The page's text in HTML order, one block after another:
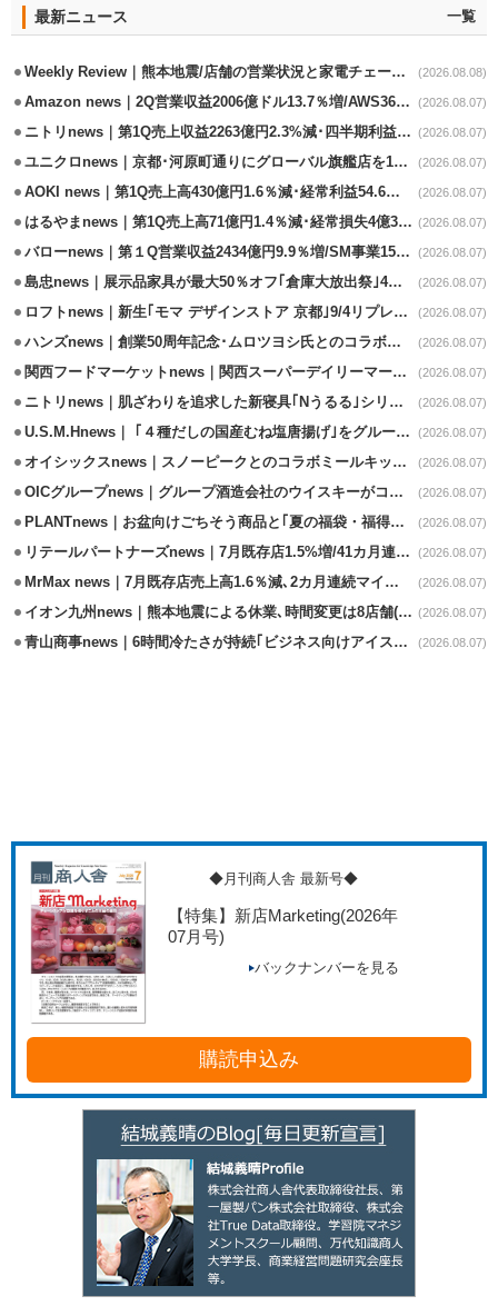
最新ニュース 一覧
Weekly Review｜熊本地震/店舗の営業状況と家電チェーンの支援策 (2026.08.08)
Amazon news｜2Q営業収益2006億ドル13.7％増/AWS36.8％％増が貢献 (2026.08.07)
ニトリnews｜第1Q売上収益2263億円2.3%減･四半期利益1.4％減 (2026.08.07)
ユニクロnews｜京都･河原町通りにグローバル旗艦店を11/6開設 (2026.08.07)
AOKI news｜第1Q売上高430億円1.6％減･経常利益54.6％減 (2026.08.07)
はるやまnews｜第1Q売上高71億円1.4％減･経常損失4億3800万円 (2026.08.07)
バローnews｜第１Q営業収益2434億円9.9％増/SM事業15.5％増と絶好調 (2026.08.07)
島忠news｜展示品家具が最大50％オフ｢倉庫大放出祭｣4店舗限定で開催 (2026.08.07)
ロフトnews｜新生｢モマ デザインストア 京都｣9/4リプレイスオープン (2026.08.07)
ハンズnews｜創業50周年記念･ムロツヨシ氏とのコラボ企画｢ムロハンズ｣開催 (2026.08.07)
関西フードマーケットnews｜関西スーパーデイリーマート蒲生店8/7改装 (2026.08.07)
ニトリnews｜肌ざわりを追求した新寝具｢Nうるる｣シリーズを発売 (2026.08.07)
U.S.M.Hnews｜ ｢４種だしの国産むね塩唐揚げ｣をグループ610店で共同販促 (2026.08.07)
オイシックスnews｜スノーピークとのコラボミールキット8/13発売 (2026.08.07)
OICグループnews｜グループ酒造会社のウイスキーがコンペティション受賞 (2026.08.07)
PLANTnews｜お盆向けごちそう商品と｢夏の福袋・福得カート｣8/8から開催 (2026.08.07)
リテールパートナーズnews｜7月既存店1.5%増/41カ月連続増 (2026.08.07)
MrMax news｜7月既存店売上高1.6％減､2カ月連続マイナス (2026.08.07)
イオン九州news｜熊本地震による休業､時間変更は8店舗(8/7時点) (2026.08.07)
青山商事news｜6時間冷たさが持続｢ビジネス向けアイスベスト｣発売 (2026.08.07)
◆月刊商人舎 最新号◆
【特集】新店Marketing(2026年
07月号)
バックナンバーを見る
購読申込み